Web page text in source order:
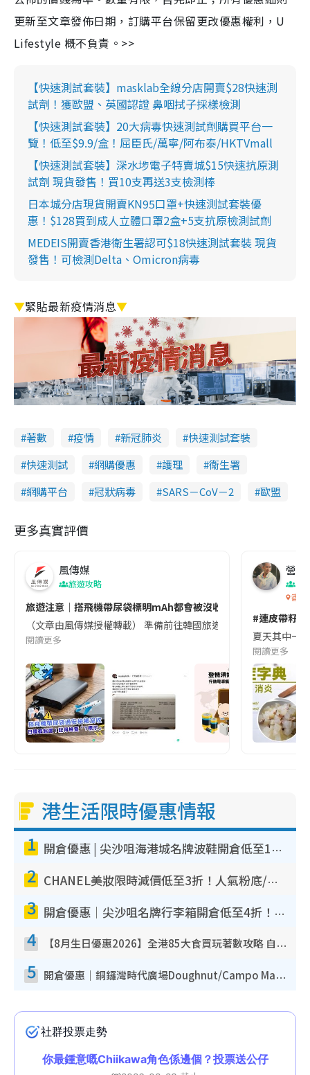
更新至文章發佈日期，訂購平台保留更改優惠權利，U
Lifestyle 概不負責。>>
【快速測試套裝】masklab全線分店開賣$28快速測
試劑！獲歐盟、英國認證 鼻咽拭子採樣檢測
【快速測試套裝】20大病毒快速測試劑購買平台一
覽！低至$9.9/盒！屈臣氏/萬寧/阿布泰/HKTVmall
【快速測試套裝】深水埗電子特賣城$15快速抗原測
試劑 現貨發售！買10支再送3支檢測棒
日本城分店現貨開賣KN95口罩+快速測試套裝優
惠！$128買到成人立體口罩2盒+5支抗原檢測試劑
MEDEIS開賣香港衛生署認可$18快速測試套裝 現貨
發售！可檢測Delta、Omicron病毒
▼緊貼最新疫情消息▼
著數 疫情 新冠肺炎
快速測試套裝
快速測試
網購優惠 護理
衞生署
網購平台
冠狀病毒 SARS－CoV－2 歐盟
更多真實評價
風傳媒
旅遊攻略
旅遊注意｜搭飛機帶尿袋標明mAh都會被沒收😱出發前切記檢查
（文章由風傳媒授權轉載） 準備前往韓國旅遊的民眾，近期要
閱讀更多
營養
香港
#連皮帶籽
夏天其中一
閱讀更多
港生活限時優惠情報
1 開倉優惠 | 尖沙咀海港城名牌波鞋開倉低至1折！On鞋$899起／Joy&Peace鞋履$98起
2 CHANEL美妝限時減價低至3折！人氣粉底/唇膏/精華液低至$275！COCO香水都有平
3 開倉優惠｜尖沙咀名牌行李箱開倉低至4折！一連5日 American Tourister/ace./Hallmark $200起！
4 【8月生日優惠2026】全港85大食買玩著數攻略 自助餐/火鍋放題同行免費＋誠品/DONKI送現金券
5 開倉優惠｜銅鑼灣時代廣場Doughnut/Campo Marzio開倉低至1折！背囊、書包、手袋劈價$200起